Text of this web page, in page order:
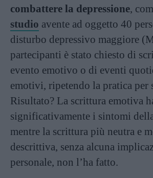
combattere la depressione,
studio avente ad oggetto 40
disturbo depressivo maggiore
partecipanti è stato chiesto di
evento emotivo o di eventi
emotivi, ripetendo la pratica
Risultato? La scrittura emotiva
significativamente i sintomi
mentre la scrittura più neutra e
descrittiva, senza alcuna
personale, non l’ha fatto.